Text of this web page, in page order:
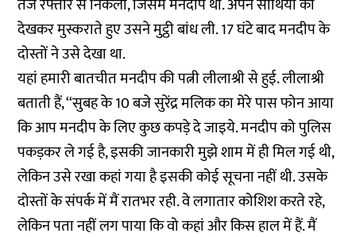
तेज रफ्तार से निकली, जिसमें मनदीप था. अपने साथियों को
देखकर मुस्कराते हुए उसने मुट्ठी बांध ली. 17 घंटे बाद मनदीप के
दोस्तों ने उसे देखा था.
यहां हमारी बातचीत मनदीप की पत्नी लीलाश्री से हुई. लीलाश्री
बताती हैं, ‘‘सुबह के 10 बजे सुरेंद्र मलिक का मेरे पास फोन आया
कि आप मनदीप के लिए कुछ कपड़े दे जाइये. मनदीप को पुलिस
पकड़कर ले गई है, इसकी जानकारी मुझे शाम में ही मिल गई थी,
लेकिन उसे रखा कहां गया है इसकी कोई सूचना नहीं थी. उसके
दोस्तों के संपर्क में मैं रातभर रही. वे लगातार कोशिश करते रहे,
लेकिन पता नहीं लग पाया कि वो कहां और किस हाल में हैं. मैं